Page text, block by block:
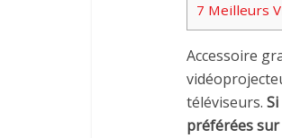
7 Meilleurs
Accessoire
téléviseurs.
préférées